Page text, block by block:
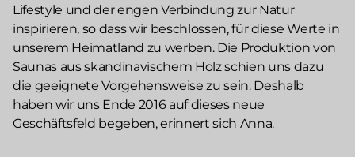
Lifestyle und der engen Verbindung zur Natur
inspirieren, so dass wir beschlossen, für diese Werte in
unserem Heimatland zu werben. Die Produktion von
Saunas aus skandinavischem Holz schien uns dazu
die geeignete Vorgehensweise zu sein. Deshalb
haben wir uns Ende 2016 auf dieses neue
Geschäftsfeld begeben, erinnert sich Anna.